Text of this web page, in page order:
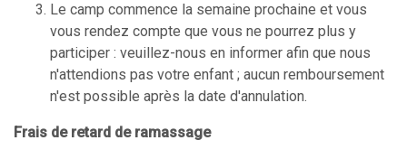
Le camp commence la semaine prochaine et vous
vous rendez compte que vous ne pourrez plus y
participer : veuillez-nous en informer afin que nous
n'attendions pas votre enfant ; aucun remboursement
n'est possible après la date d'annulation.
Frais de retard de ramassage